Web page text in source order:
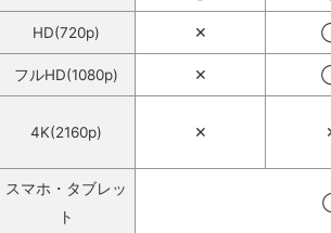
HD(720p) ✕
フルHD(1080p) ✕
4K(2160p) ✕
スマホ・タブレッ
ト